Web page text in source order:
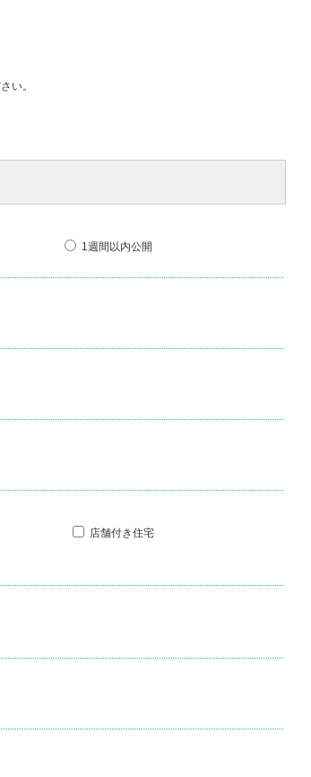
い。
1週間以内公開
店舗付き住宅